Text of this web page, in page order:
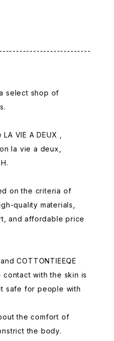
select shop of
VIE A DEUX ,
la vie a deux,
on the criteria of
quality materials,
and affordable price
COTTONTIEEQE
with the skin is
safe for people with
the comfort of
the body.